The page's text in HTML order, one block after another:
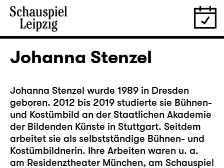
Johanna Stenzel
Johanna Stenzel wurde 1989 in Dresden
geboren. 2012 bis 2019 studierte sie Bühnen-
und Kostümbild an der Staatlichen Akademie
der Bildenden Künste in Stuttgart. Seitdem
arbeitet sie als selbstständige Bühnen- und
Kostümbildnerin. Ihre Arbeiten waren u. a.
am Residenztheater München, am Schauspiel